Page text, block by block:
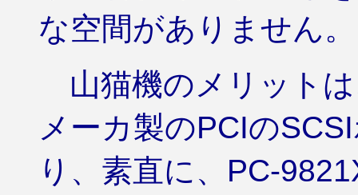
な空間がありません。
山猫機のメリット
メーカ製のPCIの
り、素直に、PC-